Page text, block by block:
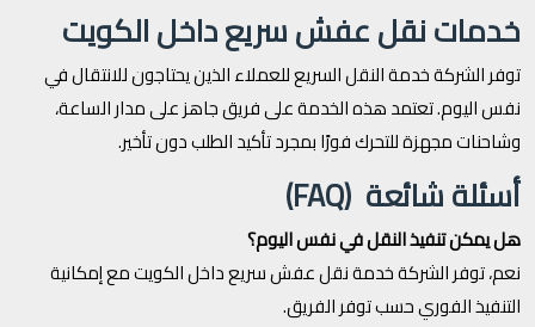
خدمات نقل عفش سريع داخل الكويت
توفر الشركة خدمة النقل السريع للعملاء الذين يحتاجون للانتقال في
نفس اليوم. تعتمد هذه الخدمة على فريق جاهز على مدار الساعة،
وشاحنات مجهزة للتحرك فورًا بمجرد تأكيد الطلب دون تأخير.
أسئلة شائعة (FAQ)
هل يمكن تنفيذ النقل في نفس اليوم؟
نعم، توفر الشركة خدمة نقل عفش سريع داخل الكويت مع إمكانية
التنفيذ الفوري حسب توفر الفريق.